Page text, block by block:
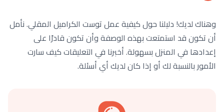
وهناك لديك! دليلنا حول كيفية عمل توست الكراميل المقلي. نأمل
أن تكون قد استمتعت بهذه الوصفة وأن تكون قادرًا على
إعدادها في المنزل بسهولة. أخبرنا في التعليقات كيف سارت
الأمور بالنسبة لك أو إذا كان لديك أي أسئلة.